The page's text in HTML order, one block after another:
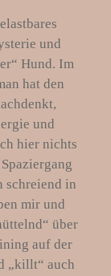
und
Hund. Im
hat den
und
hier nichts
schreiend in
mir und
über
auf der
„killt“ auch